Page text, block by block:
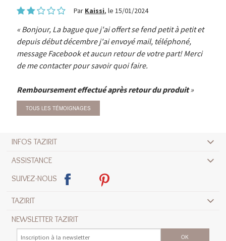
Par Kaissi, le 15/01/2024
Bonjour, La bague que j'ai offert se fend petit à petit et
depuis début décembre j'ai envoyé mail, téléphoné,
message Facebook et aucun retour de votre part! Merci
de me contacter pour savoir quoi faire.
Remboursement effectué après retour du produit
TOUS LES TÉMOIGNAGES
INFOS TAZIRIT
ASSISTANCE
SUIVEZ-NOUS
TAZIRIT
NEWSLETTER TAZIRIT